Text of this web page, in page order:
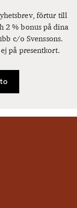
förtur till
2 % bonus på dina
c/o Svenssons.
på presentkort.